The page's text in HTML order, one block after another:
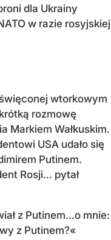
dla Ukrainy
w razie rosyjskiej
wtorkowym
rozmowę
Markiem Wałkuskim.
USA udało się
Putinem.
Rosji... pytał
z Putinem…o mnie:
z Putinem?«